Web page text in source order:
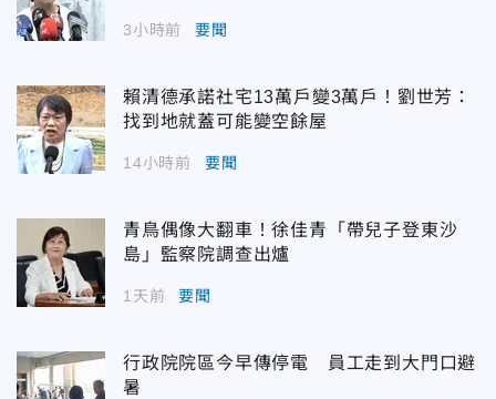
3小時前 要聞
賴清德承諾社宅13萬戶變3萬戶！劉世芳：
找到地就蓋可能變空餘屋
14小時前 要聞
青鳥偶像大翻車！徐佳青「帶兒子登東沙
島」監察院調查出爐
1天前 要聞
行政院院區今早傳停電 員工走到大門口避
暑